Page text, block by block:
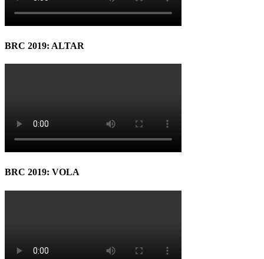
BRC 2019: ALTAR
BRC 2019: VOLA